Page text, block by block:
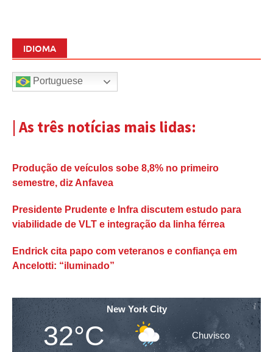
IDIOMA
Portuguese
| As três notícias mais lidas:
Produção de veículos sobe 8,8% no primeiro
semestre, diz Anfavea
Presidente Prudente e Infra discutem estudo para
viabilidade de VLT e integração da linha férrea
Endrick cita papo com veteranos e confiança em
Ancelotti: “iluminado”
New York City
32°C Chuvisco